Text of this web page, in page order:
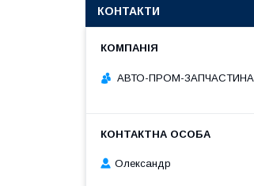
КОНТАКТИ
АВТО-ПРОМ-ЗАПЧАСТИНА
Олександр